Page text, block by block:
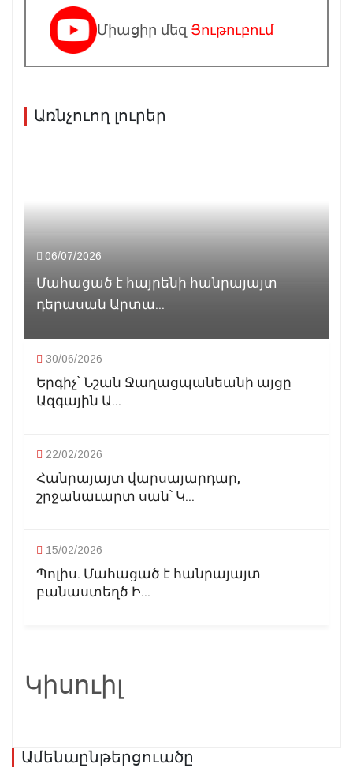
Միացիր մեզ Յութուբում
Առնչուող լուրեր
06/07/2026
Մահացած է հայրենի հանրայայտ
դերասան Արտա...
30/06/2026
Երգիչ՝ Նշան Ջաղացպանեանի այցը
Ազգային Ա...
22/02/2026
Հանրայայտ վարսայարդար,
շրջանաւարտ սան՝ Կ...
15/02/2026
Պոլիս. Մահացած է հանրայայտ
բանաստեղծ Ի...
Կիսուիլ
Ամենաընթերցուածը